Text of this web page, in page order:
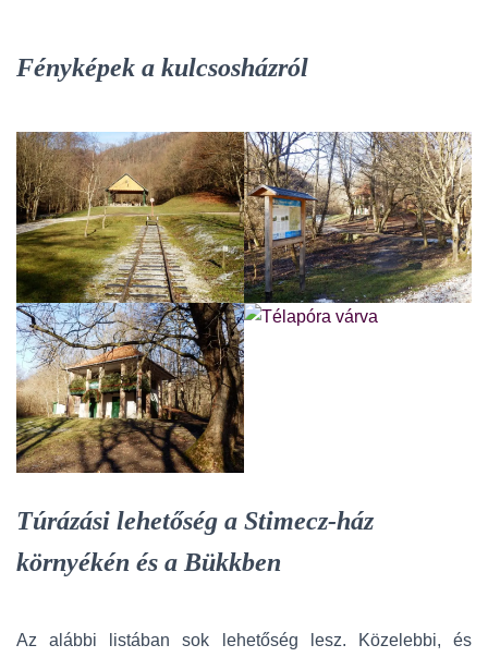
Fényképek a kulcsosházról
Túrázási lehetőség a Stimecz-ház
környékén és a Bükkben
Az alábbi listában sok lehetőség lesz. Közelebbi, és